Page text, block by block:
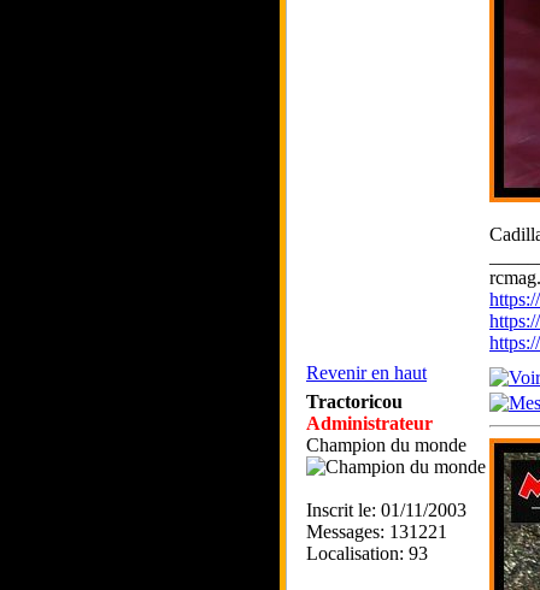
Revenir en haut
Tractoricou
Administrateur
Champion du monde
Inscrit le: 01/11/2003
Messages: 131221
Localisation: 93